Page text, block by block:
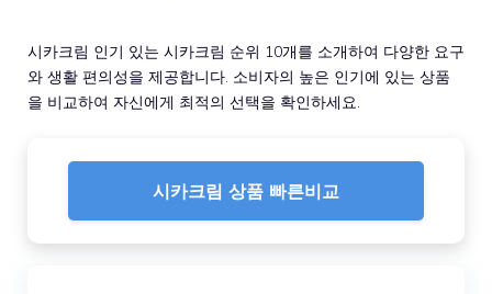
시카크림 인기 있는 시카크림 순위 10개를 소개하여 다양한 요구
와 생활 편의성을 제공합니다. 소비자의 높은 인기에 있는 상품
을 비교하여 자신에게 최적의 선택을 확인하세요.
시카크림 상품 빠른비교